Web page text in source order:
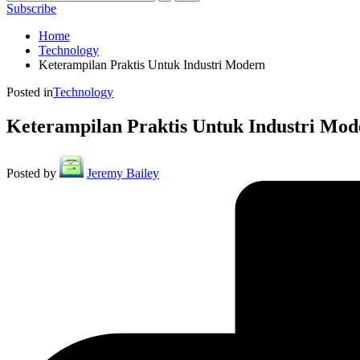
Subscribe
Home
Technology
Keterampilan Praktis Untuk Industri Modern
Posted inTechnology
Keterampilan Praktis Untuk Industri
Posted by Jeremy Bailey